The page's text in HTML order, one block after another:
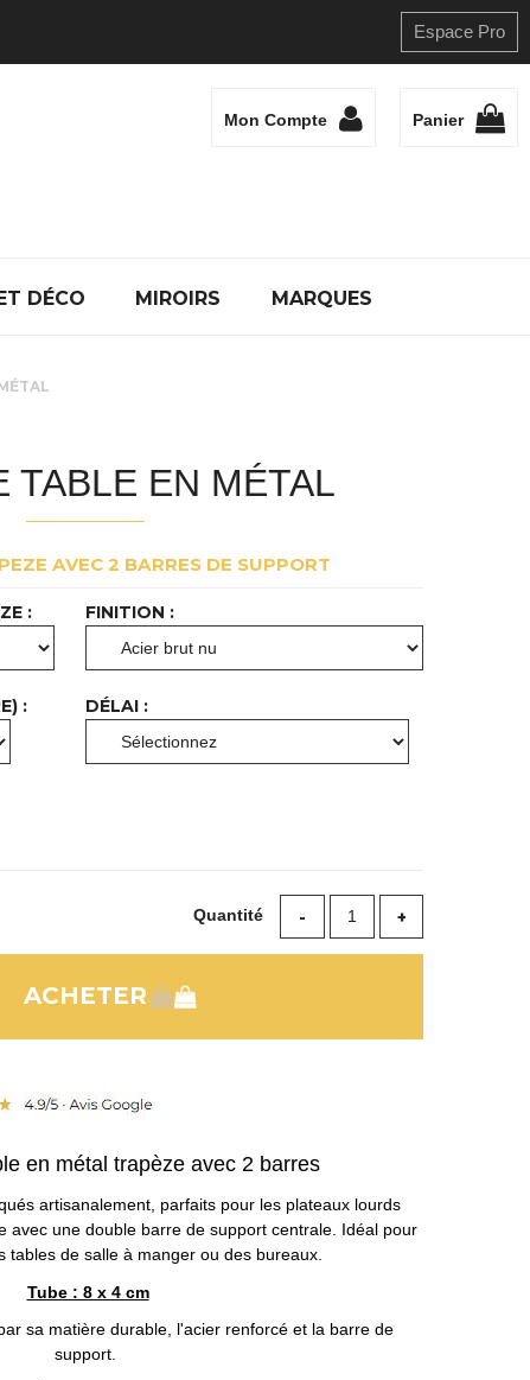
Espace Pro
Mon Compte Panier
DÉCO MIROIRS MARQUES
TABLE EN MÉTAL
AVEC 2 BARRES DE SUPPORT
: FINITION :
: DÉLAI :
Quantité
en métal trapèze avec 2 barres
artisanalement, parfaits pour les plateaux lourds
avec une double barre de support centrale. Idéal pour
tables de salle à manger ou des bureaux.
Tube : 8 x 4 cm
sa matière durable, l'acier renforcé et la barre de
support.